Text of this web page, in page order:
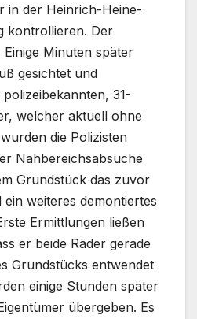
in der Heinrich-Heine-
kontrollieren. Der
Minuten später
gesichtet und
31-
welcher aktuell ohne
die Polizisten
Nahbereichsabsuche
Grundstück das zuvor
weiteres demontiertes
Ermittlungen ließen
er beide Räder gerade
Grundstücks entwendet
einige Stunden später
übergeben. Es